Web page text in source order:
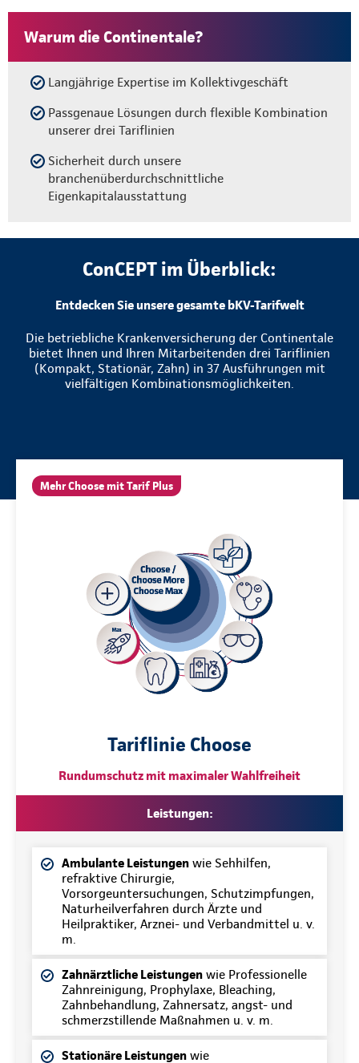
Warum die Continentale?
Langjährige Expertise im Kollektivgeschäft
Passgenaue Lösungen durch flexible Kombination
unserer drei Tariflinien
Sicherheit durch unsere
branchenüberdurchschnittliche
Eigenkapitalausstattung
ConCEPT im Überblick:
Entdecken Sie unsere gesamte bKV-Tarifwelt
Die betriebliche Krankenversicherung der Continentale
bietet Ihnen und Ihren Mitarbeitenden drei Tariflinien
(Kompakt, Stationär, Zahn) in 37 Ausführungen mit
vielfältigen Kombinationsmöglichkeiten.
Mehr Choose mit Tarif Plus
Tariflinie Choose
Rundumschutz mit maximaler Wahlfreiheit
Leistungen:
Ambulante Leistungen wie Sehhilfen,
refraktive Chirurgie,
Vorsorgeuntersuchungen, Schutzimpfungen,
Naturheilverfahren durch Ärzte und
Heilpraktiker, Arznei- und Verbandmittel u. v.
m.
Zahnärztliche Leistungen wie Professionelle
Zahnreinigung, Prophylaxe, Bleaching,
Zahnbehandlung, Zahnersatz, angst- und
schmerzstillende Maßnahmen u. v. m.
Stationäre Leistungen wie